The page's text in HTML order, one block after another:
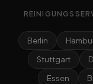
Berlin
Stuttgart
Essen